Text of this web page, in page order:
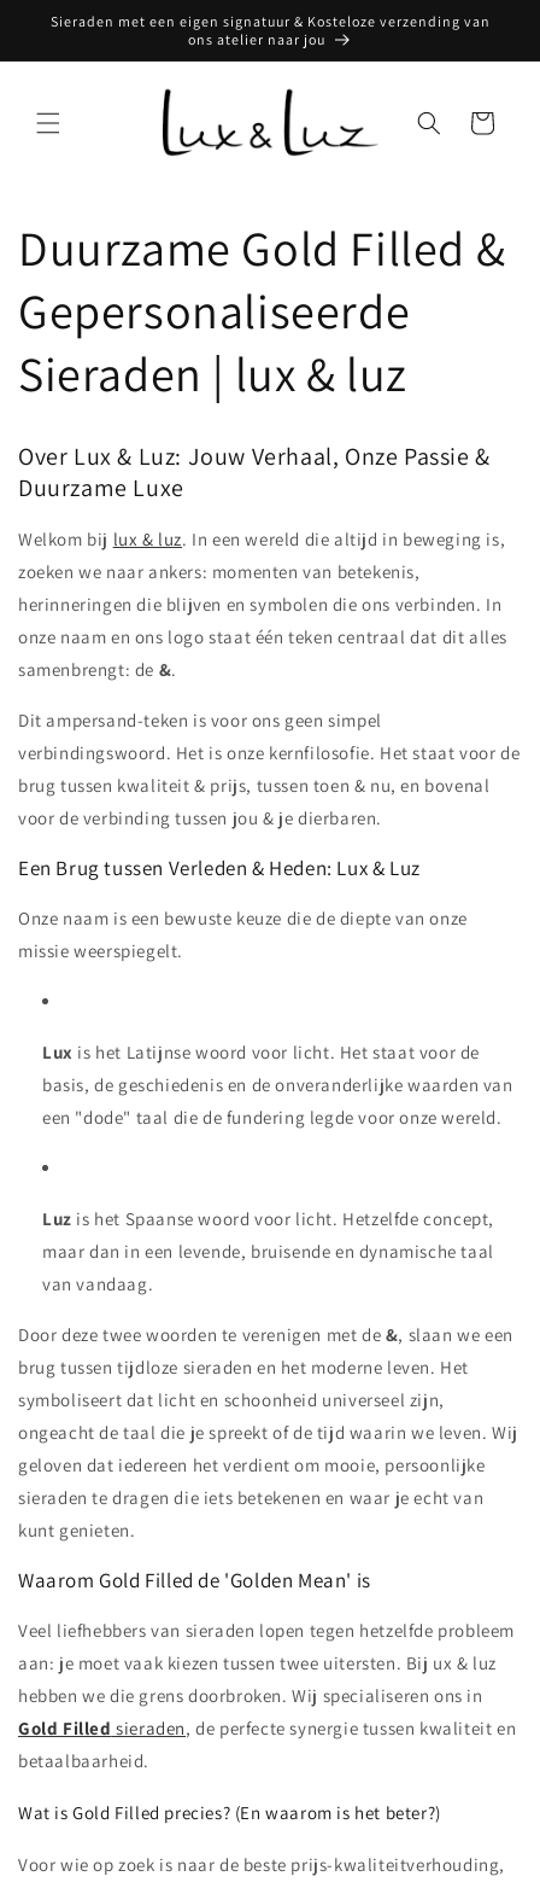
naar de
Sieraden met een eigen signatuur & Kosteloze verzending van
ons atelier naar jou
Winkelwagen
Duurzame Gold Filled &
Gepersonaliseerde
Sieraden | lux & luz
Over Lux & Luz: Jouw Verhaal, Onze Passie &
Duurzame Luxe
Welkom bij lux & luz. In een wereld die altijd in beweging is,
zoeken we naar ankers: momenten van betekenis,
herinneringen die blijven en symbolen die ons verbinden. In
onze naam en ons logo staat één teken centraal dat dit alles
samenbrengt: de &.
Dit ampersand-teken is voor ons geen simpel
verbindingswoord. Het is onze kernfilosofie. Het staat voor de
brug tussen kwaliteit & prijs, tussen toen & nu, en bovenal
voor de verbinding tussen jou & je dierbaren.
Een Brug tussen Verleden & Heden: Lux & Luz
Onze naam is een bewuste keuze die de diepte van onze
missie weerspiegelt.
Lux is het Latijnse woord voor licht. Het staat voor de
basis, de geschiedenis en de onveranderlijke waarden van
een "dode" taal die de fundering legde voor onze wereld.
Luz is het Spaanse woord voor licht. Hetzelfde concept,
maar dan in een levende, bruisende en dynamische taal
van vandaag.
Door deze twee woorden te verenigen met de &, slaan we een
brug tussen tijdloze sieraden en het moderne leven. Het
symboliseert dat licht en schoonheid universeel zijn,
ongeacht de taal die je spreekt of de tijd waarin we leven. Wij
geloven dat iedereen het verdient om mooie, persoonlijke
sieraden te dragen die iets betekenen en waar je echt van
kunt genieten.
Waarom Gold Filled de 'Golden Mean' is
Veel liefhebbers van sieraden lopen tegen hetzelfde probleem
aan: je moet vaak kiezen tussen twee uitersten. Bij ux & luz
hebben we die grens doorbroken. Wij specialiseren ons in
Gold Filled sieraden, de perfecte synergie tussen kwaliteit en
betaalbaarheid.
Wat is Gold Filled precies? (En waarom is het beter?)
Voor wie op zoek is naar de beste prijs-kwaliteitverhouding,